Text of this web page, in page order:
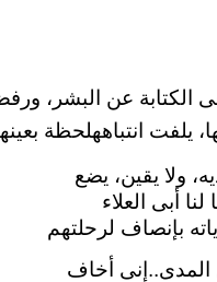
الكتابة عن البشر،
يلفت انتباههلحظة
ولا يقين، يضع
لنا أبى
العلاء
بإنصاف لرحلتهم
المدى..إنى أخاف